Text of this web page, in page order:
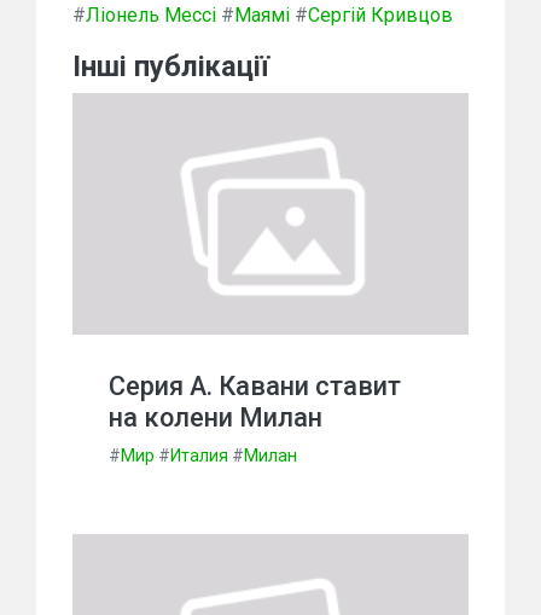
#Ліонель Мессі #Маямі #Сергій Кривцов
Інші публікації
Серия А. Кавани ставит
на колени Милан
#Мир #Италия #Милан